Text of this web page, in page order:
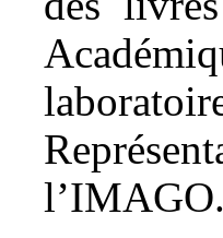
l’IMAGO.